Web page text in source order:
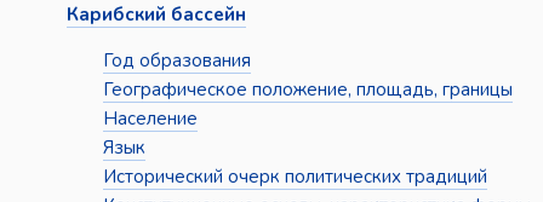
Карибский бассейн
Год образования
Географическое положение, площадь, границы
Население
Язык
Исторический очерк политических традиций